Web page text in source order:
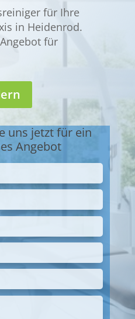
für Ihre
in Heidenrod.
für
uns jetzt für ein
Angebot